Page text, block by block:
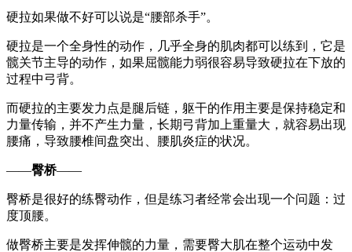
硬拉如果做不好可以说是“腰部杀手”。
硬拉是一个全身性的动作，几乎全身的肌肉都可以练到，它是
髋关节主导的动作，如果屈髋能力弱很容易导致硬拉在下放的
过程中弓背。
而硬拉的主要发力点是腿后链，躯干的作用主要是保持稳定和
力量传输，并不产生力量，长期弓背加上重量大，就容易出现
腰痛，导致腰椎间盘突出、腰肌炎症的状况。
——臀桥——
臀桥是很好的练臀动作，但是练习者经常会出现一个问题：过
度顶腰。
做臀桥主要是发挥伸髋的力量，需要臀大肌在整个运动中发